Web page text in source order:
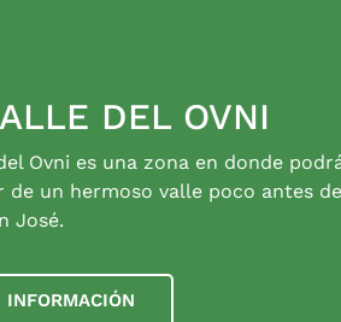
DEL OVNI
Ovni es una zona en donde
de un hermoso valle poco antes
José.
INFORMACIÓN